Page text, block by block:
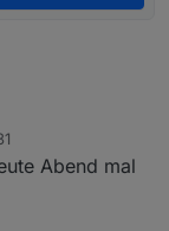
etwas hinterlegt ,
Abend mal